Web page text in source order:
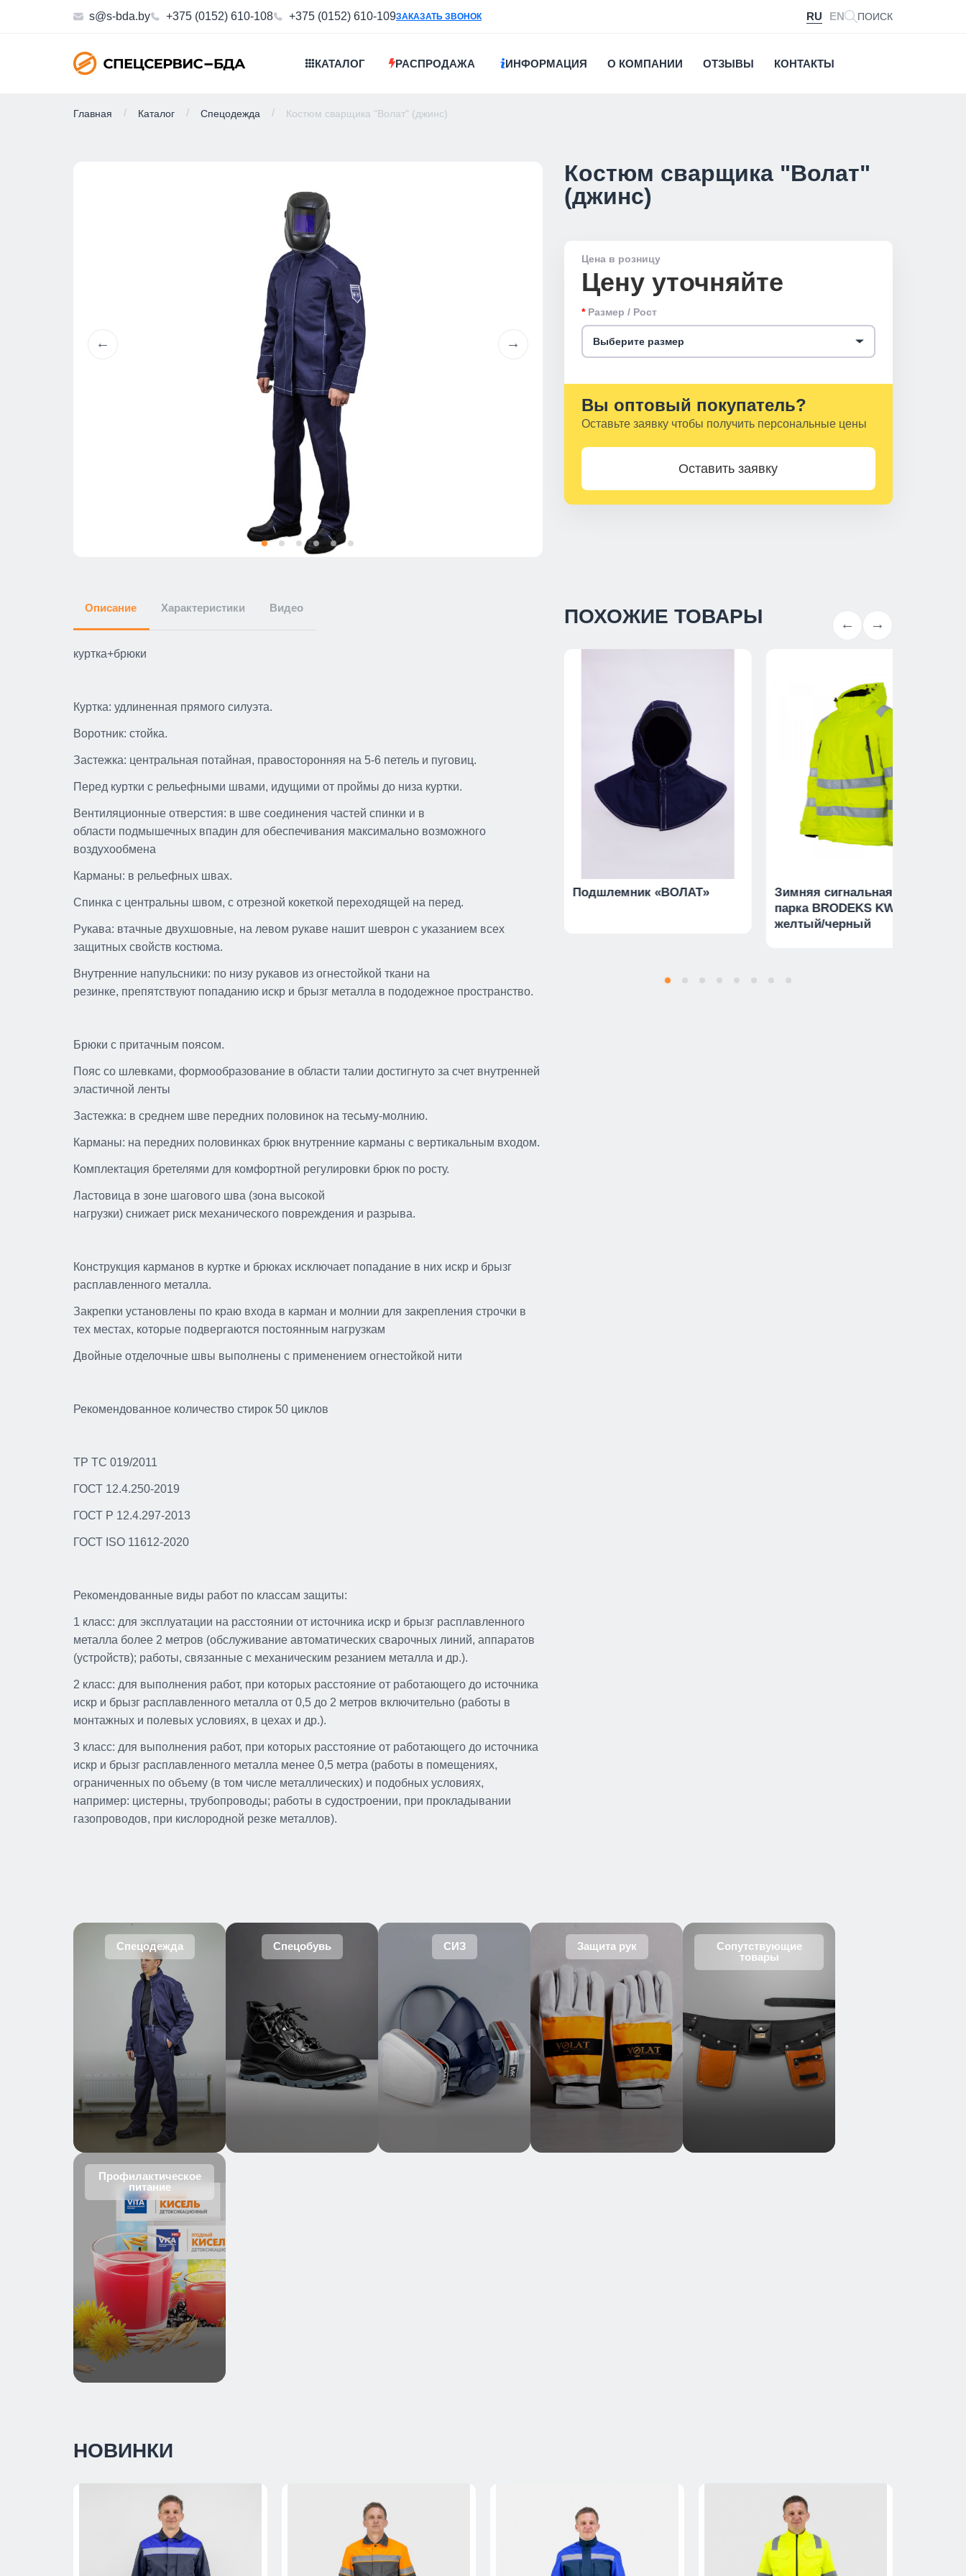
s@s-bda.by +375 (0152) 610-108 +375 (0152) 610-109ЗАКАЗАТЬ ЗВОНОК RU EN ПОИСК
КАТАЛОГ РАСПРОДАЖА ИНФОРМАЦИЯ О КОМПАНИИ ОТЗЫВЫ КОНТАКТЫ
Главная Каталог Спецодежда Костюм сварщика "Волат" (джинс)
Костюм сварщика "Волат"
(джинс)
Цена в розницу
Цену уточняйте
Размер / Рост
Выберите размер
Вы оптовый покупатель?
Оставьте заявку чтобы получить персональные цены
Оставить заявку
Описание Характеристики Видео
куртка+брюки
Куртка: удлиненная прямого силуэта.
Воротник: стойка.
Застежка: центральная потайная, правосторонняя на 5-6 петель и пуговиц.
Перед куртки с рельефными швами, идущими от проймы до низа куртки.
Вентиляционные отверстия: в шве соединения частей спинки и в
области подмышечных впадин для обеспечивания максимально возможного
воздухообмена
Карманы: в рельефных швах.
Спинка с центральны швом, с отрезной кокеткой переходящей на перед.
Рукава: втачные двухшовные, на левом рукаве нашит шеврон с указанием всех
защитных свойств костюма.
Внутренние напульсники: по низу рукавов из огнестойкой ткани на
резинке, препятствуют попаданию искр и брызг металла в пододежное пространство.
Брюки с притачным поясом.
Пояс со шлевками, формообразование в области талии достигнуто за счет внутренней
эластичной ленты
Застежка: в среднем шве передних половинок на тесьму-молнию.
Карманы: на передних половинках брюк внутренние карманы с вертикальным входом.
Комплектация бретелями для комфортной регулировки брюк по росту.
Ластовица в зоне шагового шва (зона высокой
нагрузки) снижает риск механического повреждения и разрыва.
Конструкция карманов в куртке и брюках исключает попадание в них искр и брызг
расплавленного металла.
Закрепки установлены по краю входа в карман и молнии для закрепления строчки в
тех местах, которые подвергаются постоянным нагрузкам
Двойные отделочные швы выполнены с применением огнестойкой нити
Рекомендованное количество стирок 50 циклов
ТР ТС 019/2011
ГОСТ 12.4.250-2019
ГОСТ Р 12.4.297-2013
ГОСТ ISO 11612-2020
Рекомендованные виды работ по классам защиты:
1 класс: для эксплуатации на расстоянии от источника искр и брызг расплавленного
металла более 2 метров (обслуживание автоматических сварочных линий, аппаратов
(устройств); работы, связанные с механическим резанием металла и др.).
2 класс: для выполнения работ, при которых расстояние от работающего до источника
искр и брызг расплавленного металла от 0,5 до 2 метров включительно (работы в
монтажных и полевых условиях, в цехах и др.).
3 класс: для выполнения работ, при которых расстояние от работающего до источника
искр и брызг расплавленного металла менее 0,5 метра (работы в помещениях,
ограниченных по объему (в том числе металлических) и подобных условиях,
например: цистерны, трубопроводы; работы в судостроении, при прокладывании
газопроводов, при кислородной резке металлов).
ПОХОЖИЕ ТОВАРЫ
парка BRODEKS KW 220
PLUS, желтый/черный
летний BRODEKS KS 402
Подшлемник «ВОЛАТ»
Зимняя сигнальная куртка-
парка BRODEKS KW 220,
желтый/черный
Спецодежда Спецобувь СИЗ Защита рук
Сопутствующие
товары
Профилактическое
питание
НОВИНКИ